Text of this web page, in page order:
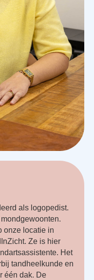
als logopedist.
onze locatie in
Ze is hier
Het
tandheelkunde en
één dak. De